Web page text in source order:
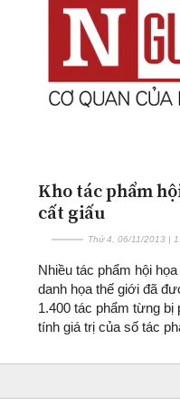
Kho tác phẩm
cất giấu
Thứ 4, 06/11/2013 |
Nhiều tác phẩm hội
danh họa thế giới đã
1.400 tác phẩm từng
tính giá trị của số tác